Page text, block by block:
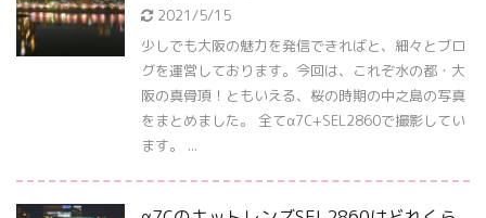
2021/5/15
少しでも大阪の魅力を発信できればと、細々とブロ
グを運営しております。今回は、これぞ水の都・大
阪の真骨頂！ともいえる、桜の時期の中之島の写真
をまとめました。 全てα7C+SEL2860で撮影してい
ます。 ...